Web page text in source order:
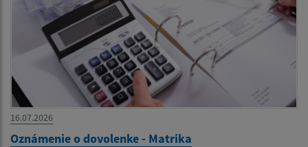
16.07.2026
Oznámenie o dovolenke - Matrika